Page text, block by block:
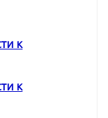
к
к